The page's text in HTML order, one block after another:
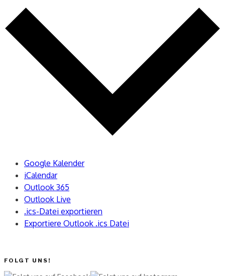
Google Kalender
iCalendar
Outlook 365
Outlook Live
.ics-Datei exportieren
Exportiere Outlook .ics Datei
FOLGT UNS!